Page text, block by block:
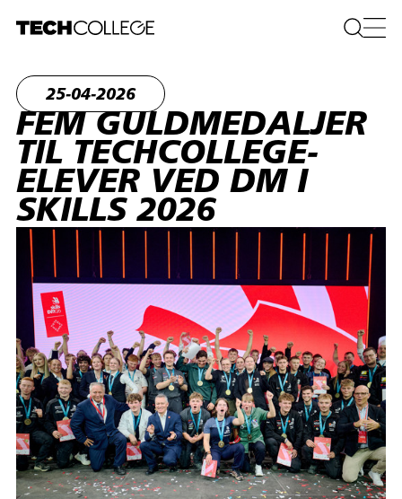
25-04-2026
FEM GULDMEDALJER
TIL TECHCOLLEGE-
ELEVER VED DM I
SKILLS 2026